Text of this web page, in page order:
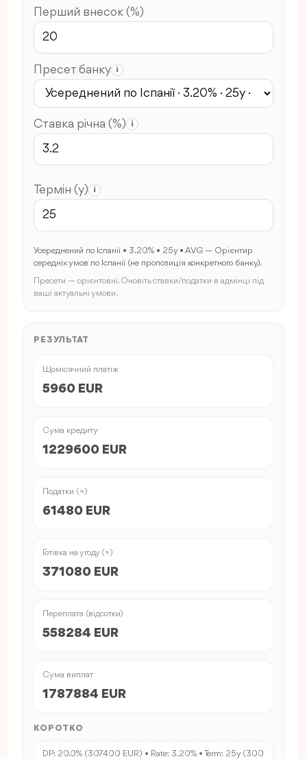
Перший внесок (%)
Пресет банку i
Ставка річна (%) i
Термін (y) i
Усереднений по Іспанії • 3.20% • 25y • AVG — Орієнтир
середніх умов по Іспанії (не пропозиція конкретного банку).
Пресети — орієнтовні. Оновіть ставки/податки в адмінці під
ваші актуальні умови.
РЕЗУЛЬТАТ
Щомісячний платіж
5960 EUR
Сума кредиту
1229600 EUR
Податки (≈)
61480 EUR
Готівка на угоду (≈)
371080 EUR
Переплата (відсотки)
558284 EUR
Сума виплат
1787884 EUR
КОРОТКО
DP: 20.0% (307400 EUR) • Rate: 3.20% • Term: 25y (300